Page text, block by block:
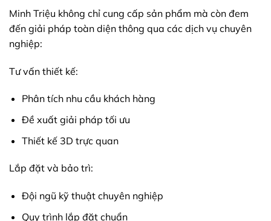
Minh Triệu không chỉ cung cấp sản phẩm mà còn đem
đến giải pháp toàn diện thông qua các dịch vụ chuyên
nghiệp:
Tư vấn thiết kế:
Phân tích nhu cầu khách hàng
Đề xuất giải pháp tối ưu
Thiết kế 3D trực quan
Lắp đặt và bảo trì:
Đội ngũ kỹ thuật chuyên nghiệp
Quy trình lắp đặt chuẩn